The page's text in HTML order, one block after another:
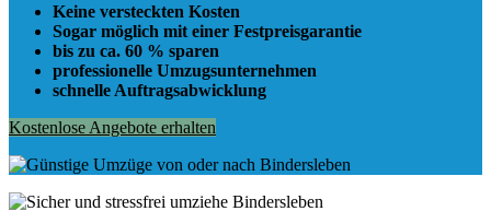
Keine versteckten Kosten
Sogar möglich mit einer Festpreisgarantie
bis zu ca. 60 % sparen
professionelle Umzugsunternehmen
schnelle Auftragsabwicklung
Kostenlose Angebote erhalten